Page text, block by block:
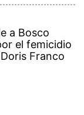
a Bosco
el femicidio
Franco